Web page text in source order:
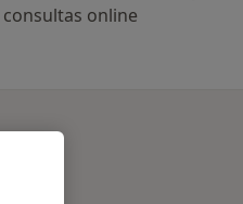
consultas online